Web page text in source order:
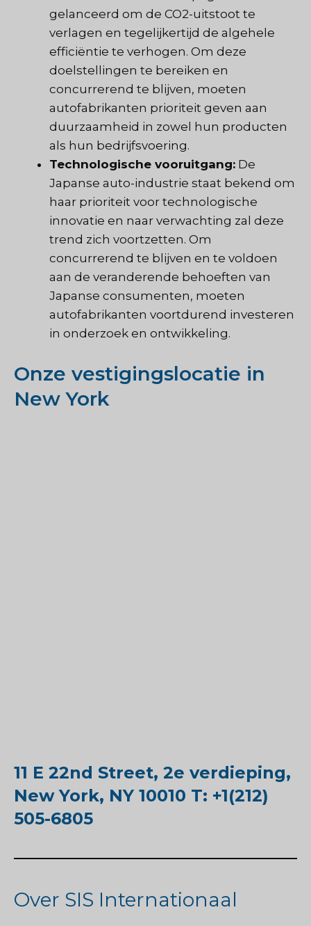
gelanceerd om de CO2-uitstoot te
verlagen en tegelijkertijd de algehele
efficiëntie te verhogen. Om deze
doelstellingen te bereiken en
concurrerend te blijven, moeten
autofabrikanten prioriteit geven aan
duurzaamheid in zowel hun producten
als hun bedrijfsvoering.
Technologische vooruitgang: De
Japanse auto-industrie staat bekend om
haar prioriteit voor technologische
innovatie en naar verwachting zal deze
trend zich voortzetten. Om
concurrerend te blijven en te voldoen
aan de veranderende behoeften van
Japanse consumenten, moeten
autofabrikanten voortdurend investeren
in onderzoek en ontwikkeling.
Onze vestigingslocatie in
New York
11 E 22nd Street, 2e verdieping,
New York, NY 10010 T: +1(212)
505-6805
Over SIS Internationaal